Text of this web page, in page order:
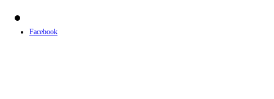
Facebook